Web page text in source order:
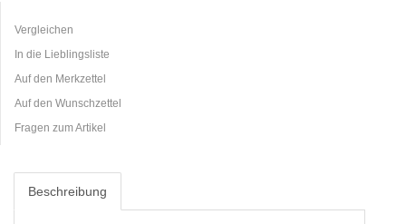
Vergleichen
In die Lieblingsliste
Auf den Merkzettel
Auf den Wunschzettel
Fragen zum Artikel
Beschreibung